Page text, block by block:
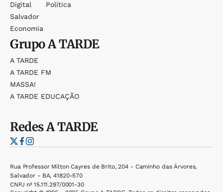
Digital
Salvador
Economia
Política
GrupoA TARDE
A TARDE
A TARDE FM
MASSA!
A TARDE EDUCAÇÃO
RedesA TARDE
Rua Professor Milton Cayres de Brito, 204 - Caminho das Árvores,
Salvador - BA, 41820-570
CNPJ nº 15.111.297/0001-30